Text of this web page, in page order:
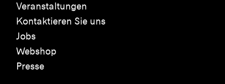
Veranstaltungen
Kontaktieren Sie uns
Jobs
Webshop
Presse